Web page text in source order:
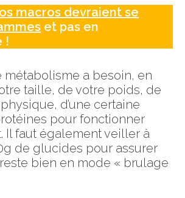
macros devraient se
et pas en
!
métabolisme a besoin, en
taille, de votre poids, de
d’une certaine
pour fonctionner
Il faut également veiller à
de glucides pour assurer
bien en mode « brulage